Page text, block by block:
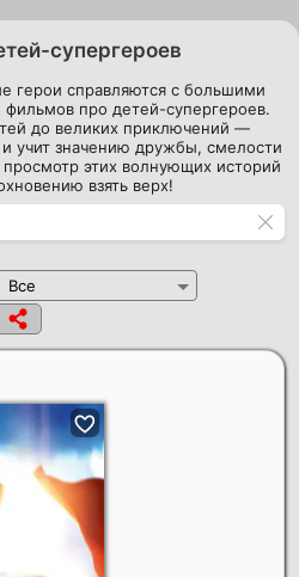
супергероев
герои справляются с большими
про детей-супергероев.
до великих приключений —
учит значению дружбы, смелости
просмотр этих волнующих историй
взять верх!
Все